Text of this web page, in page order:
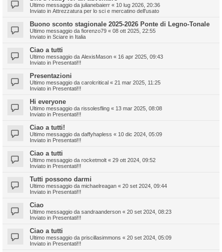
Ultimo messaggio da julianebaierr « 10 lug 2026, 20:36
Inviato in Attrezzatura per lo sci e mercatino dell'usato
Buono sconto stagionale 2025-2026 Ponte di Legno-Tonale
Ultimo messaggio da fiorenzo79 « 08 ott 2025, 22:55
Inviato in Sciare in Italia
Ciao a tutti
Ultimo messaggio da AlexisMason « 16 apr 2025, 09:43
Inviato in Presentati!!!
Presentazioni
Ultimo messaggio da carolcritical « 21 mar 2025, 11:25
Inviato in Presentati!!!
Hi everyone
Ultimo messaggio da rissolesfling « 13 mar 2025, 08:08
Inviato in Presentati!!!
Ciao a tutti!
Ultimo messaggio da daffyhapless « 10 dic 2024, 05:09
Inviato in Presentati!!!
Ciao a tutti
Ultimo messaggio da rocketmolt « 29 ott 2024, 09:52
Inviato in Presentati!!!
Tutti possono darmi
Ultimo messaggio da michaelreagan « 20 set 2024, 09:44
Inviato in Presentati!!!
Ciao
Ultimo messaggio da sandraanderson « 20 set 2024, 08:23
Inviato in Presentati!!!
Ciao a tutti
Ultimo messaggio da priscillasimmons « 20 set 2024, 05:09
Inviato in Presentati!!!